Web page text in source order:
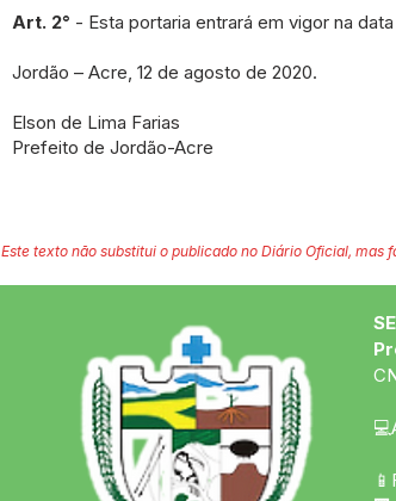
Art. 2° - Esta portaria entrará em vigor na
Jordão – Acre, 12 de agosto de 2020.
Elson de Lima Farias
Prefeito de Jordão-Acre
Este texto não substitui o publicado no Diário Oficial,